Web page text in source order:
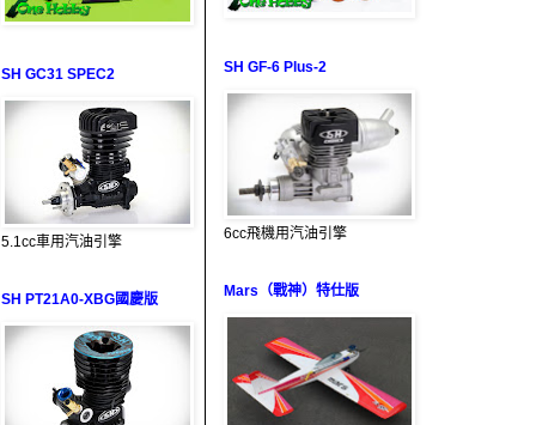
SH GC31 SPEC2
5.1cc車用汽油引擎
SH PT21A0-XBG國慶版
SH GF-6 Plus-2
6cc飛機用汽油引擎
Mars（戰神）特仕版